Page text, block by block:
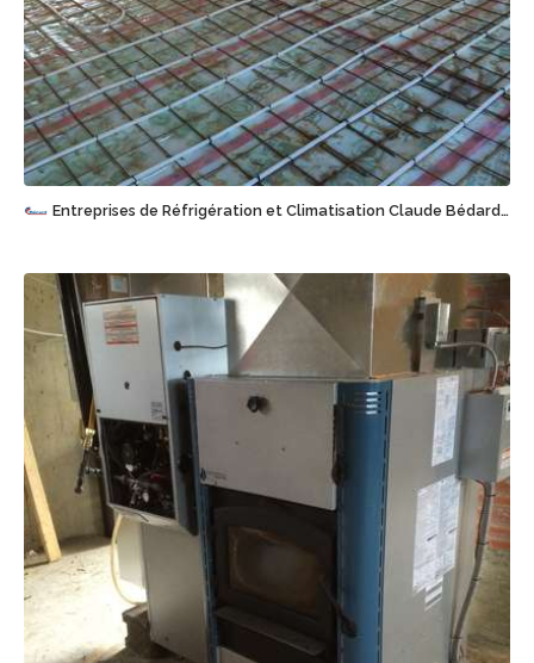
Sauvegarder
Entreprises de Réfrigération et Climatisation Claude Bédard (1995) Inc